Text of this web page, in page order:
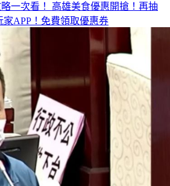
家APP！免費領取優惠券